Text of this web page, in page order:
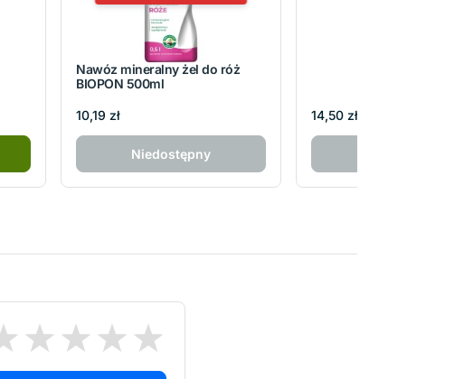
Nawóz mineralny żel do róż
BIOPON 500ml
10,19 zł
Niedostępny
14,50 zł